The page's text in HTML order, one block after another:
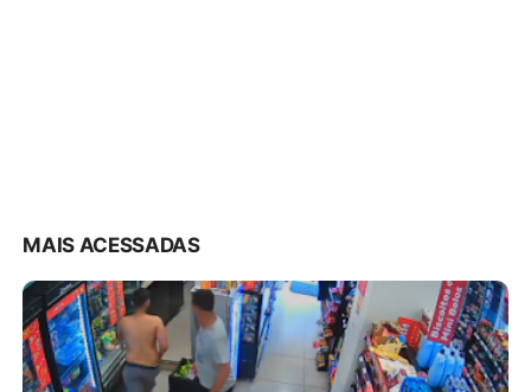
MAIS ACESSADAS